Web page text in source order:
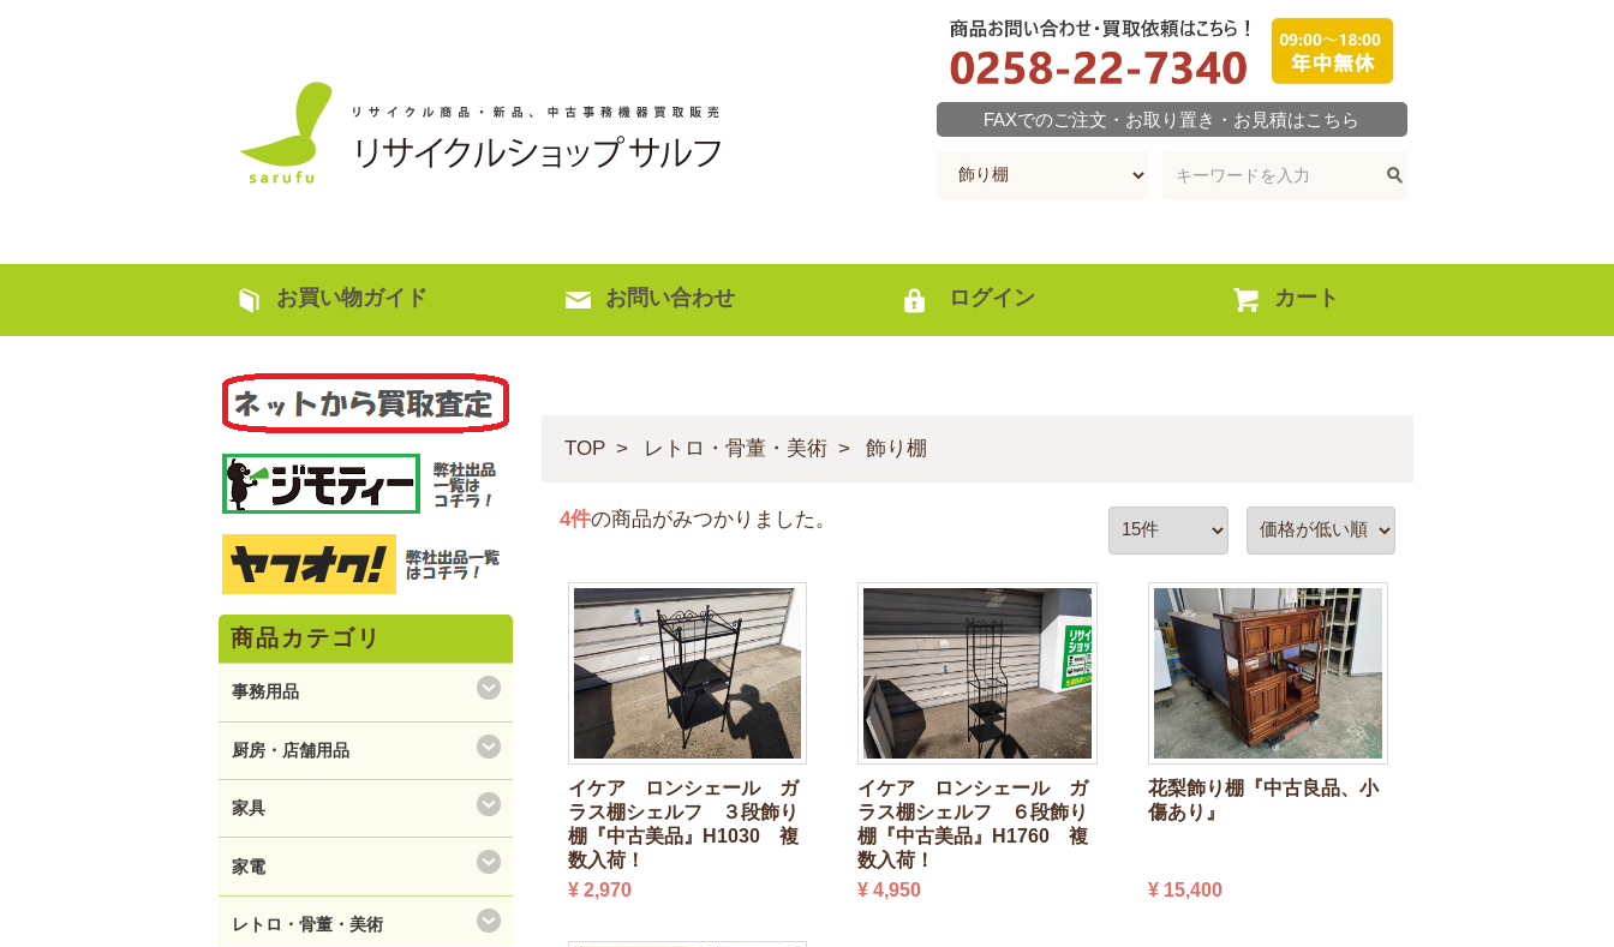
FAXでのご注文・お取り置き・お見積はこちら
お買い物ガイド お問い合わせ ログイン カート
TOP レトロ・骨董・美術 飾り棚
4件の商品がみつかりました。
イケア ロンシェール ガ
ラス棚シェルフ ３段飾り
棚『中古美品』H1030 複
数入荷！
¥ 2,970
イケア ロンシェール ガ
ラス棚シェルフ ６段飾り
棚『中古美品』H1760 複
数入荷！
¥ 4,950
花梨飾り棚『中古良品、小
傷あり』
¥ 15,400
商品カテゴリ
事務用品
厨房・店舗用品
家具
家電
レトロ・骨董・美術